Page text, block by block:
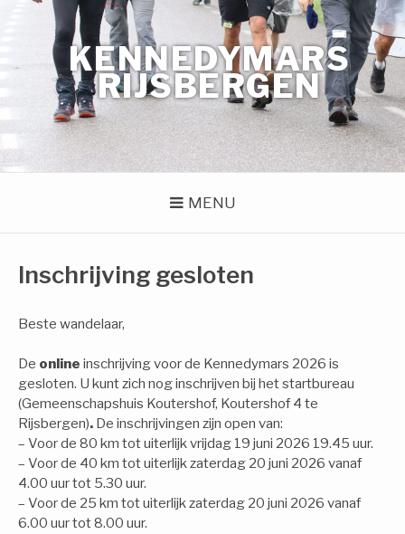
springen
KENNEDYMARS
RIJSBERGEN
MENU
Inschrijving gesloten
Beste wandelaar,
De online inschrijving voor de Kennedymars 2026 is
gesloten. U kunt zich nog inschrijven bij het startbureau
(Gemeenschapshuis Koutershof, Koutershof 4 te
Rijsbergen). De inschrijvingen zijn open van:
– Voor de 80 km tot uiterlijk vrijdag 19 juni 2026 19.45 uur.
– Voor de 40 km tot uiterlijk zaterdag 20 juni 2026 vanaf
4.00 uur tot 5.30 uur.
– Voor de 25 km tot uiterlijk zaterdag 20 juni 2026 vanaf
6.00 uur tot 8.00 uur.